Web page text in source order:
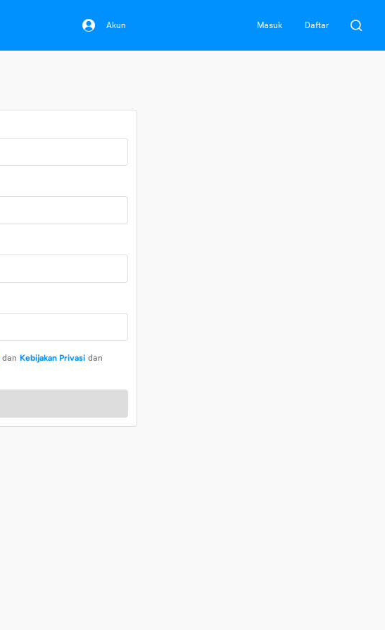
Akun Masuk Daftar
dan Kebijakan Privasi dan